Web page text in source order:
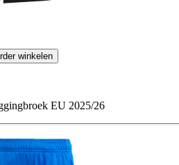
winkelen
EU 2025/26